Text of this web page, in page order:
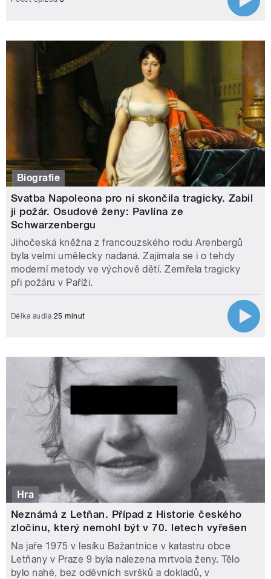
Biografie
Svatba Napoleona pro ni skončila tragicky. Zabil
ji požár. Osudové ženy: Pavlína ze
Schwarzenbergu
Jihočeská kněžna z francouzského rodu Arenbergů
byla velmi umělecky nadaná. Zajímala se i o tehdy
moderní metody ve výchově dětí. Zemřela tragicky
při požáru v Paříži.
Délka audia 25 minut
Hra
Neznámá z Letňan. Případ z Historie českého
zločinu, který nemohl být v 70. letech vyřešen
Na jaře 1975 v lesíku Bažantnice v katastru obce
Letňany v Praze 9 byla nalezena mrtvola ženy. Tělo
bylo nahé, bez oděvních svršků a dokladů, v